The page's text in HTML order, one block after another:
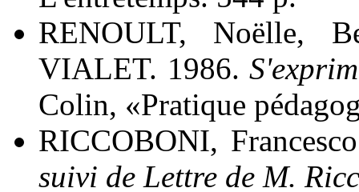
RENOULT, Noëlle,
VIALET. 1986.
Colin, «Pratique
RICCOBONI,
suivi de Lettre de M.